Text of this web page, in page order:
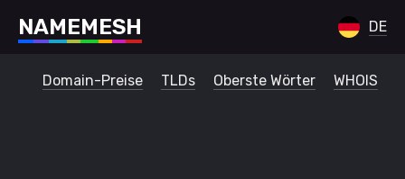
NAMEMESH DE
Domain-Preise TLDs Oberste Wörter WHOIS